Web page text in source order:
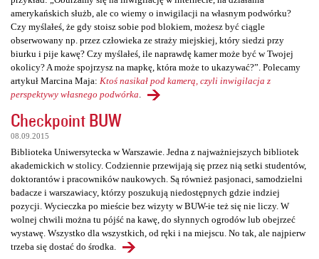
amerykańskich służb, ale co wiemy o inwigilacji na własnym podwórku?
Czy myślałeś, że gdy stoisz sobie pod blokiem, możesz być ciągle
obserwowany np. przez człowieka ze straży miejskiej, który siedzi przy
biurku i pije kawę? Czy myślałeś, ile naprawdę kamer może być w Twojej
okolicy? A może spojrzysz na mapkę, która może to ukazywać?”. Polecamy
artykuł Marcina Maja: Ktoś nasikał pod kamerą, czyli inwigilacja z
perspektywy własnego podwórka
Checkpoint BUW
08.09.2015
Biblioteka Uniwersytecka w Warszawie. Jedna z najważniejszych bibliotek
akademickich w stolicy. Codziennie przewijają się przez nią setki studentów,
doktorantów i pracowników naukowych. Są również pasjonaci, samodzielni
badacze i warszawiacy, którzy poszukują niedostępnych gdzie indziej
pozycji. Wycieczka po mieście bez wizyty w BUW-ie też się nie liczy. W
wolnej chwili można tu pójść na kawę, do słynnych ogrodów lub obejrzeć
wystawę. Wszystko dla wszystkich, od ręki i na miejscu. No tak, ale najpierw
trzeba się dostać do środka.